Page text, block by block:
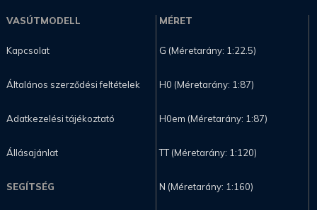
VASÚTMODELL
Kapcsolat
Általános szerződési feltételek
Adatkezelési tájékoztató
Állásajánlat
SEGÍTSÉG
MÉRET
G (Méretarány: 1:22.5)
H0 (Méretarány: 1:87)
H0em (Méretarány: 1:87)
TT (Méretarány: 1:120)
N (Méretarány: 1:160)